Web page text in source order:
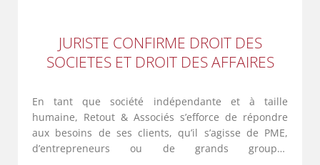
JURISTE CONFIRME DROIT DES
SOCIETES ET DROIT DES AFFAIRES
En tant que société indépendante et à taille
humaine, Retout & Associés s’efforce de répondre
aux besoins de ses clients, qu’il s’agisse de PME,
d’entrepreneurs ou de grands groupes